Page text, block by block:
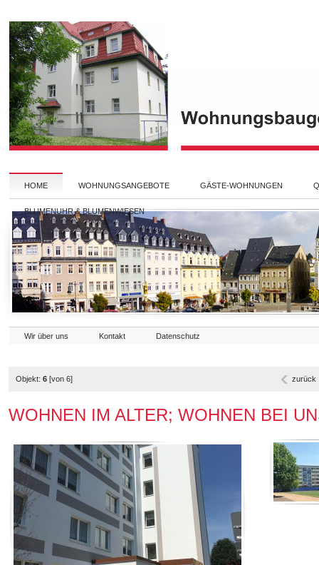
HOME WOHNUNGSANGEBOTE GÄSTE-WOHNUNGEN
BLUMENUHR & BLUMENWIESEN
Wir über uns Kontakt Datenschutz
Objekt: 6 [von 6] zurück
WOHNEN IM ALTER; WOHNEN BEI